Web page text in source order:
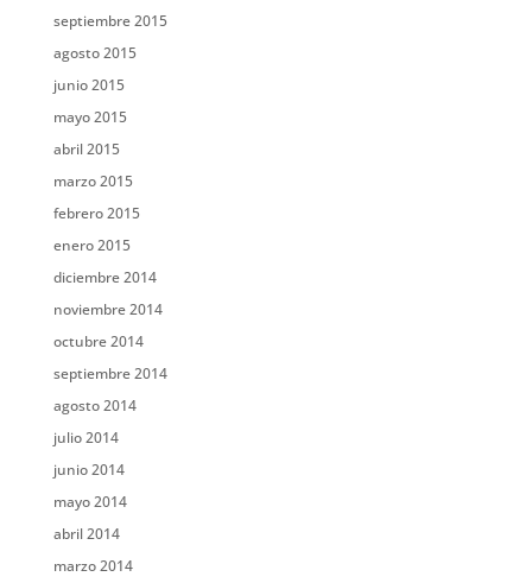
septiembre 2015
agosto 2015
junio 2015
mayo 2015
abril 2015
marzo 2015
febrero 2015
enero 2015
diciembre 2014
noviembre 2014
octubre 2014
septiembre 2014
agosto 2014
julio 2014
junio 2014
mayo 2014
abril 2014
marzo 2014